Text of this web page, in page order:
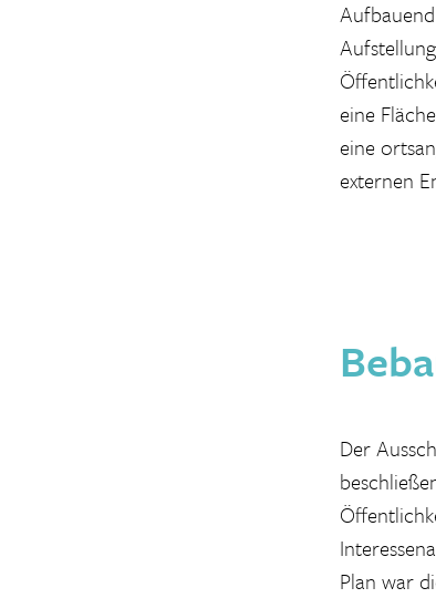
eine
eine
externen
Der
Plan war